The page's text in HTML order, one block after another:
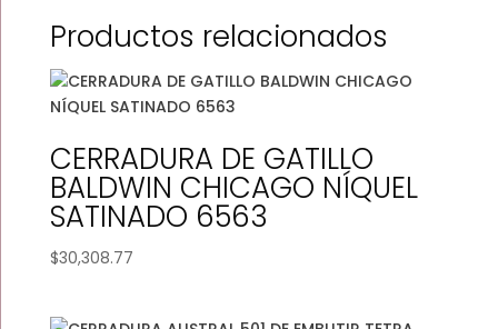
Productos relacionados
CERRADURA DE GATILLO
BALDWIN CHICAGO NÍQUEL
SATINADO 6563
$30,308.77